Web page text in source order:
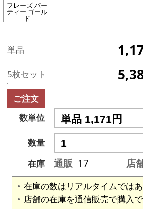
フレーズ パー
ティー ゴール
ド
単品
5枚セット
ご注文
数単位
数量
在庫
通販 17 店
在庫の数はリアルタイムではあ
店舗の在庫を通信販売で購入で